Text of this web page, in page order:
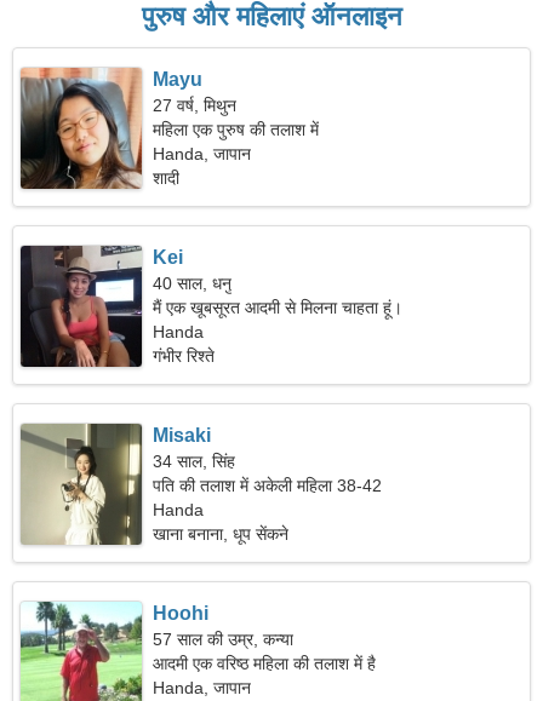
पुरुष और महिलाएं ऑनलाइन
Mayu
27 वर्ष, मिथुन
महिला एक पुरुष की तलाश में
Handa, जापान
शादी
Kei
40 साल, धनु
मैं एक खूबसूरत आदमी से मिलना चाहता हूं।
Handa
गंभीर रिश्ते
Misaki
34 साल, सिंह
पति की तलाश में अकेली महिला 38-42
Handa
खाना बनाना, धूप सेंकने
Hoohi
57 साल की उम्र, कन्या
आदमी एक वरिष्ठ महिला की तलाश में है
Handa, जापान